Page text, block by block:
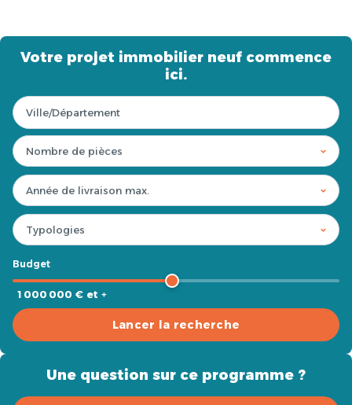
Votre projet immobilier neuf commence
ici.
Budget
1 000 000 € et +
Lancer la recherche
Une question sur ce programme ?